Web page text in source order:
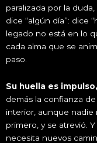
paralizada por la
dice “algún día”: dice
legado no está en lo
cada alma que se
paso.
Su huella es
demás la confianza
interior, aunque
primero, y se atrevió.
necesita nuevos